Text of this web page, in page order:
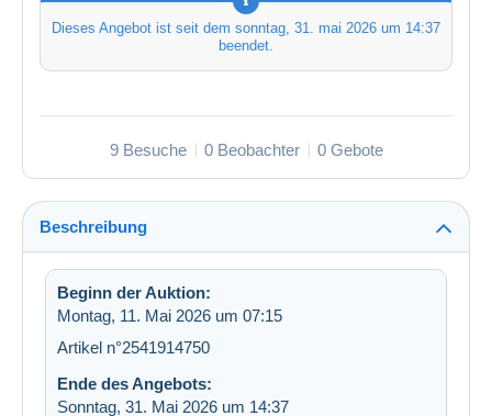
Dieses Angebot ist seit dem sonntag, 31. mai 2026 um 14:37
beendet.
9 Besuche 0 Beobachter 0 Gebote
Beschreibung
Beginn der Auktion:
Montag, 11. Mai 2026 um 07:15
Artikel n°2541914750
Ende des Angebots:
Sonntag, 31. Mai 2026 um 14:37